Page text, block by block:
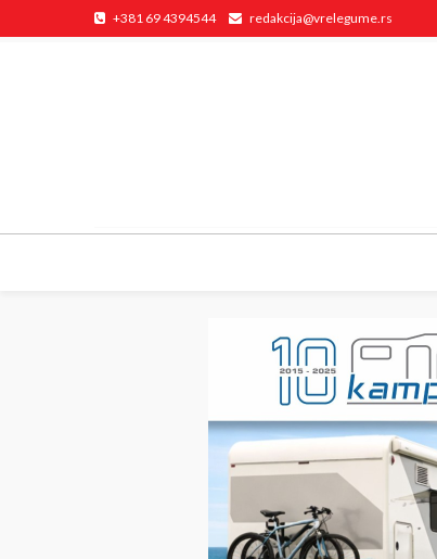
+381 69 4394544 redakcija@vrelegume.rs